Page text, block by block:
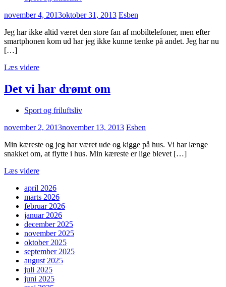
november 4, 2013oktober 31, 2013 Esben
Jeg har ikke altid været den store fan af mobiltelefoner, men efter
smartphonen kom ud har jeg ikke kunne tænke på andet. Jeg har nu
[…]
Læs videre
Det vi har drømt om
Sport og friluftsliv
november 2, 2013november 13, 2013 Esben
Min kæreste og jeg har været ude og kigge på hus. Vi har længe
snakket om, at flytte i hus. Min kæreste er lige blevet […]
Læs videre
april 2026
marts 2026
februar 2026
januar 2026
december 2025
november 2025
oktober 2025
september 2025
august 2025
juli 2025
juni 2025